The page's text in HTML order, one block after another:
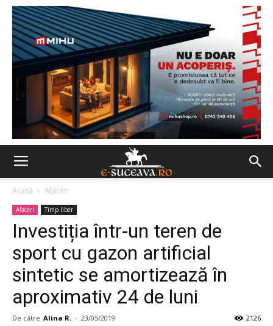
Acasă Afaceri
Afaceri Timp liber
Investiția într-un teren de
sport cu gazon artificial
sintetic se amortizează în
aproximativ 24 de luni
De către Alina R. - 23/05/2019 2126